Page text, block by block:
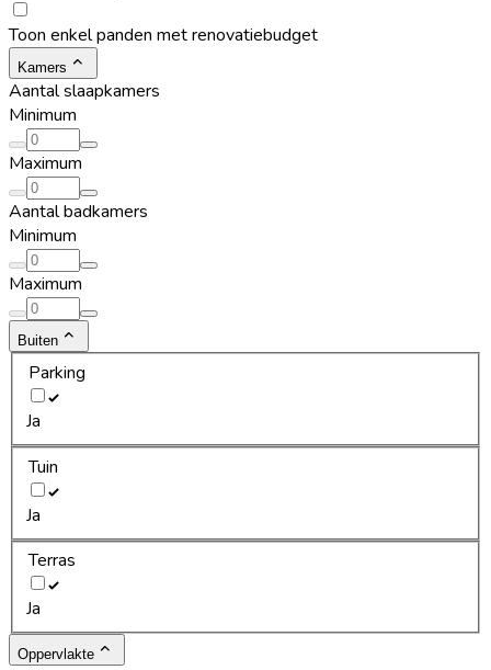
Toon enkel panden met renovatiebudget
Kamers
Aantal slaapkamers
Minimum
Maximum
Aantal badkamers
Minimum
Maximum
Buiten
Parking
Ja
Tuin
Ja
Terras
Ja
Oppervlakte